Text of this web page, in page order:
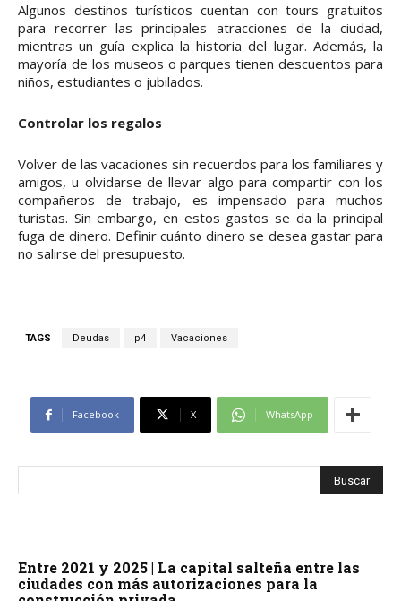
Algunos destinos turísticos cuentan con tours gratuitos
para recorrer las principales atracciones de la ciudad,
mientras un guía explica la historia del lugar. Además, la
mayoría de los museos o parques tienen descuentos para
niños, estudiantes o jubilados.
Controlar los regalos
Volver de las vacaciones sin recuerdos para los familiares y
amigos, u olvidarse de llevar algo para compartir con los
compañeros de trabajo, es impensado para muchos
turistas. Sin embargo, en estos gastos se da la principal
fuga de dinero. Definir cuánto dinero se desea gastar para
no salirse del presupuesto.
TAGS Deudas p4 Vacaciones
Facebook X WhatsApp
Entre 2021 y 2025 | La capital salteña entre las
ciudades con más autorizaciones para la